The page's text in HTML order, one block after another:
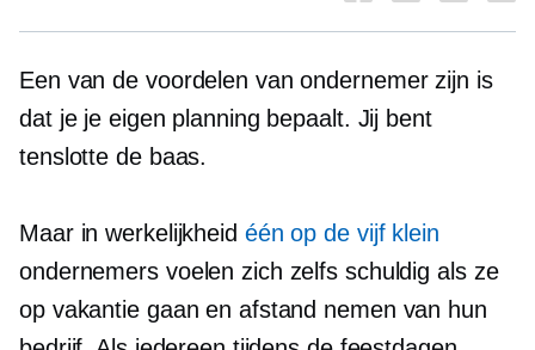
Een van de voordelen van ondernemer zijn is
dat je je eigen planning bepaalt. Jij bent
tenslotte de baas.
Maar in werkelijkheid één op de vijf klein
ondernemers voelen zich zelfs schuldig als ze
op vakantie gaan en afstand nemen van hun